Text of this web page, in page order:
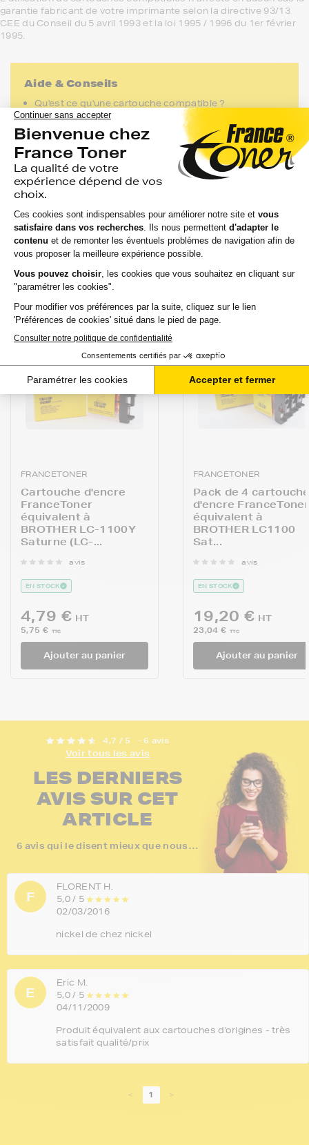
garantie fabricant de votre imprimante selon la directive 93/13
CEE du Conseil du 5 avril 1993 et la loi 1995 / 1996 du 1er février
1995.
4,7 / 5 - 6 avis
Voir tous les avis
LES DERNIERS
AVIS SUR CET
ARTICLE
6 avis qui le disent mieux que nous…
F
FLORENT H.
5,0 / 5
02/03/2016
nickel de chez nickel
E
Eric M.
5,0 / 5
04/11/2009
Produit équivalent aux cartouches d'origines - très
satisfait qualité/prix
< 1 >
Recommandé pour vous
Commandez avant 12h pour une expédition aujourd’hui !
(hors Week-end et férié)
FRANCETONER
Cartouche d'encre
FranceToner
équivalent à
BROTHER LC-1100Y
Saturne (LC-...
avis
EN STOCK
4,79 € HT
5,75 € TTC
Ajouter au panier
FRANCETONER
Pack de 4
d'encre FranceToner
équivalent à
BROTHER LC1100
Sat...
avis
EN STOCK
19,20 € HT
23,04 € TTC
Ajouter au panier
Aide & Conseils
Qu'est ce qu'une cartouche compatible ?
Entretien : est-ce qu'utiliser une cartouche
compatible risque d'abimer mon imprimante ?
Garantie : utiliser une cartouche compatible annule-t-
elle ma garantie ?